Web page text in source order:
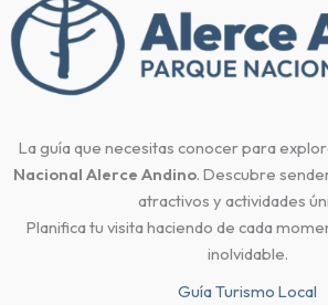
La guía que necesitas conocer para
Nacional Alerce Andino. Descubre
atractivos y actividades
Planifica tu visita haciendo de cada
inolvidable.
Guía Turismo Local